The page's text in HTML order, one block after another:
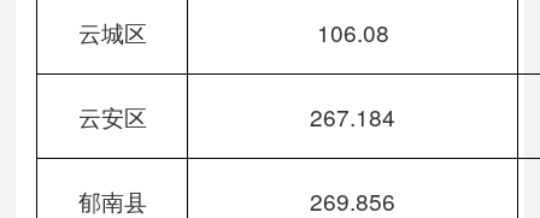
云城区 106.08
云安区 267.184
郁南县 269.856